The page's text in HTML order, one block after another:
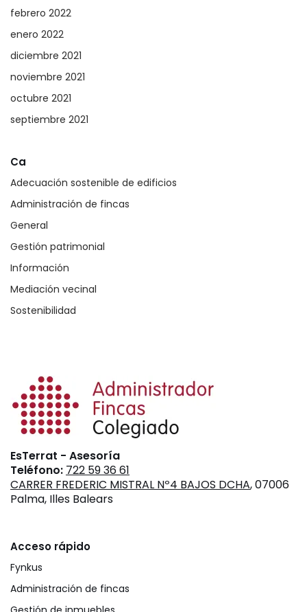
febrero 2022
enero 2022
diciembre 2021
noviembre 2021
octubre 2021
septiembre 2021
Ca
Adecuación sostenible de edificios
Administración de fincas
General
Gestión patrimonial
Información
Mediación vecinal
Sostenibilidad
EsTerrat - Asesoría
Teléfono: 722 59 36 61
CARRER FREDERIC MISTRAL Nº4 BAJOS DCHA, 07006
Palma, Illes Balears
Acceso rápido
Fynkus
Administración de fincas